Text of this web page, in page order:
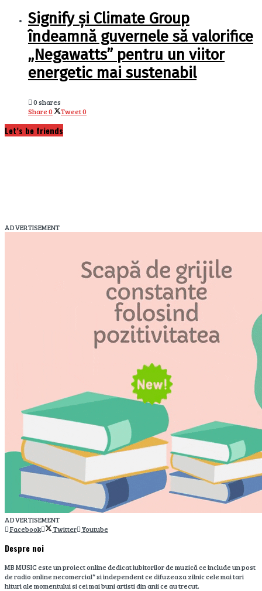
Signify și Climate Group
îndeamnă guvernele să valorifice
„Negawatts” pentru un viitor
energetic mai sustenabil
0 shares
Share0 Tweet0
Let’s be friends
ADVERTISEMENT
ADVERTISEMENT
Facebook
Twitter Youtube
Despre noi
MB MUSIC este un proiect online dedicat iubitorilor de muzică ce include un post
de radio online necomercial* si independent ce difuzeaza zilnic cele mai tari
hituri ale momentului si cei mai buni artisti din anii ce au trecut.